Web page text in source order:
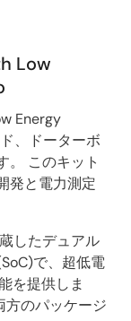
Low
Energy
、ドーターボ
。 このキット
発と電力測定
したデュアル
で、超低電
を提供しま
方のパッケージ